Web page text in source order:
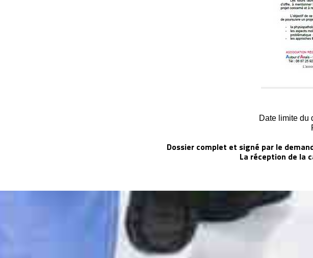
Date limite du
Dossier complet et signé par le
La réception de la